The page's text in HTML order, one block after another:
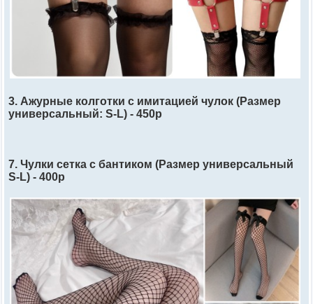
3. Ажурные колготки с имитацией чулок (Размер
универсальный: S-L) - 450р
7. Чулки сетка с бантиком (Размер универсальный
S-L) - 400р